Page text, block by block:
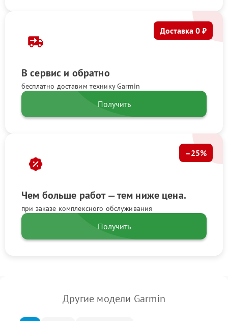
В сервис и обратно
бесплатно доставим технику Garmin
Доставка 0 ₽
Получить
Чем больше работ — тем ниже цена.
при заказе комплексного обслуживания
–25%
Получить
Другие модели Garmin